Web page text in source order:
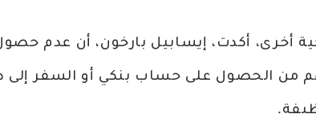
أخرى، أكدت، إيسابيل بارخون، أن عدم
من الحصول على حساب بنكي أو السفر إلى